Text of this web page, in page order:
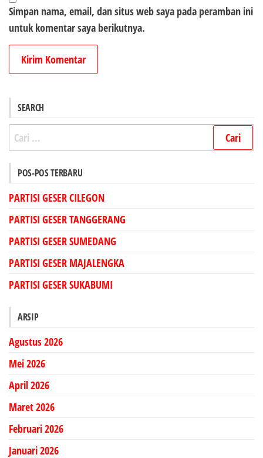
Simpan nama, email, dan situs web saya pada peramban ini
untuk komentar saya berikutnya.
SEARCH
Cari
untuk:
POS-POS TERBARU
PARTISI GESER CILEGON
PARTISI GESER TANGGERANG
PARTISI GESER SUMEDANG
PARTISI GESER MAJALENGKA
PARTISI GESER SUKABUMI
ARSIP
Agustus 2026
Mei 2026
April 2026
Maret 2026
Februari 2026
Januari 2026